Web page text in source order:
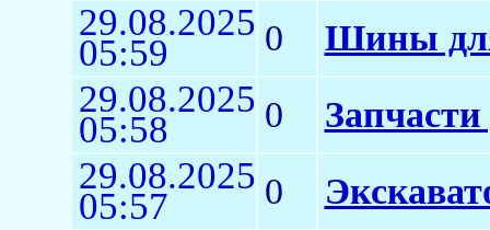
29.08.2025
05:59 0 Шины
29.08.2025
05:58 0 Запчасти
29.08.2025
05:57 0